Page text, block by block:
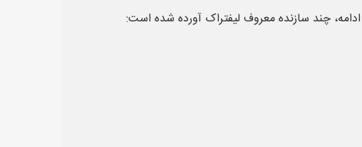
چند سازنده معروف لیفتراک آورده شده است: